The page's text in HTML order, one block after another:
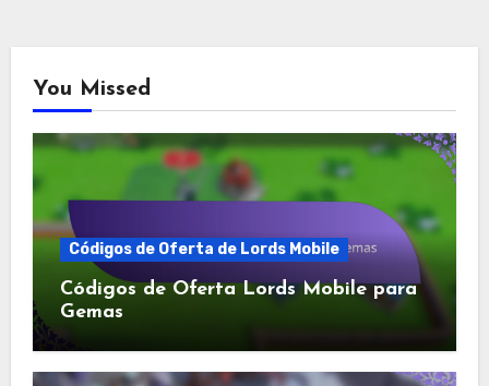
You Missed
Códigos de Oferta de Lords Mobile
Códigos de Oferta Lords Mobile para
Gemas